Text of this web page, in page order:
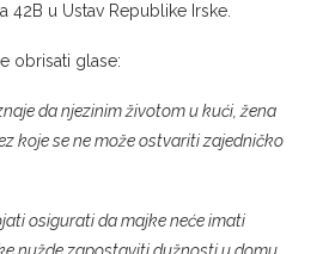
42B u Ustav Republike Irske.
obrisati glase:
da njezinim životom u kući, žena
koje se ne može ostvariti zajedničko
osigurati da majke neće imati